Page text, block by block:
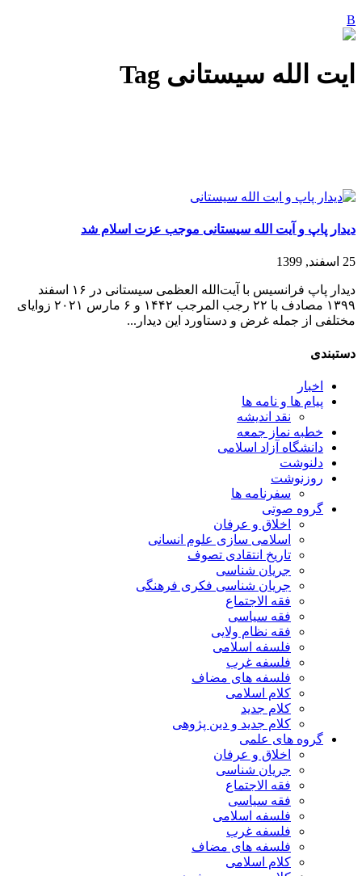
ایت الله سیستانی Tag
دیدار پاپ و آیت الله سیستانی موجب عزت اسلام شد
25 اسفند, 1399
دیدار پاپ فرانسیس با آیت‌الله العظمی سیستانی در ۱۶ اسفند
۱۳۹۹ مصادف با ۲۲ رجب المرجب ۱۴۴۲ و ۶ مارس ۲۰۲۱ زوایای
مختلفی از جمله غرض و دستاورد این دیدار...
دستبندی
اخبار
پیام ها و نامه ها
نقد اندیشه
خطبه نماز جمعه
دانشگاه آزاد اسلامی
دلنوشت
روزنوشت
سفرنامه ها
گروه صوتی
اخلاق و عرفان
اسلامی سازی علوم انسانی
تاریخ انتقادی تصوف
جریان شناسی
جریان شناسی فکری فرهنگی
فقه الاجتماع
فقه سیاسی
فقه نظام ولایی
فلسفه اسلامی
فلسفه غرب
فلسفه های مضاف
کلام اسلامی
کلام جدید
کلام جدید و دین پژوهی
گروه های علمی
اخلاق و عرفان
جریان شناسی
فقه الاجتماع
فقه سیاسی
فلسفه اسلامی
فلسفه غرب
فلسفه های مضاف
کلام اسلامی